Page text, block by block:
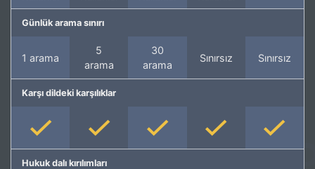
Günlük arama sınırı
1 arama
5
arama
30
arama
Sınırsız Sınırsız
Karşı dildeki karşılıklar
Hukuk dalı kırılımları